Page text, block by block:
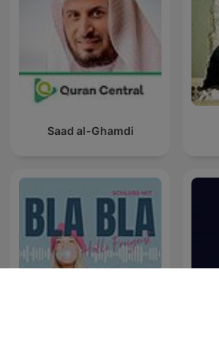
Saad al-Ghamdi